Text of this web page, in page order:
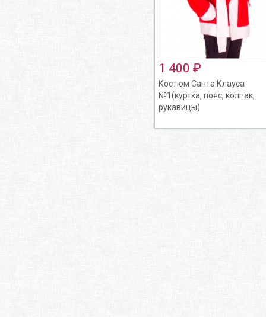
1 400 ₽
Костюм Санта Клауса
№1(куртка, пояс, колпак,
рукавицы)